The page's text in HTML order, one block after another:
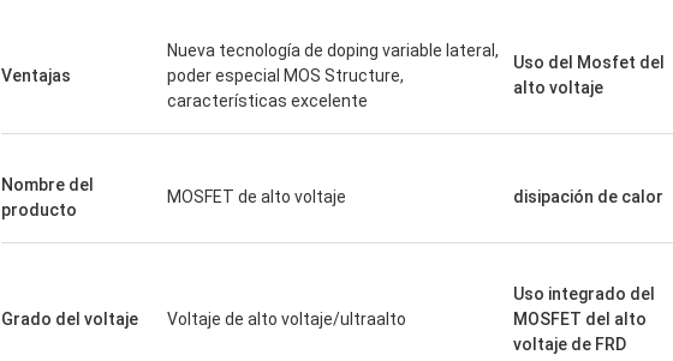
Ventajas
Nueva tecnología de doping variable lateral,
poder especial MOS Structure,
características excelente
Uso del Mosfet del
alto voltaje
Nombre del
producto
MOSFET de alto voltaje disipación de calor
Grado del voltaje Voltaje de alto voltaje/ultraalto
Uso integrado del
MOSFET del alto
voltaje de FRD